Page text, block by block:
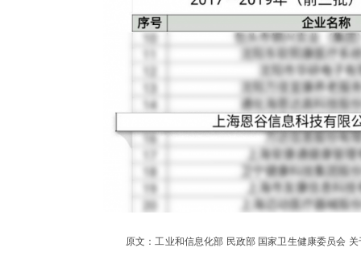
原文：工业和信息化部 民政部 国家卫生健康委员会